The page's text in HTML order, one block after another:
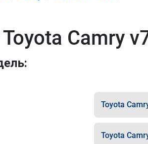
Camry
Toyota
Toyota